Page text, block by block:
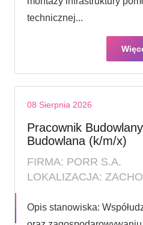
technicznej...
08 Sierpnia 2026
Pracownik
Budowlana (k/m/x)
FIRMA: PORR S.A.
LOKALIZACJA:
Opis stanowiska: